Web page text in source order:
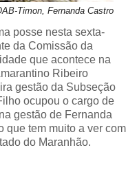
Timon, Fernanda Castro
posse nesta sexta-
da Comissão da
que acontece na
Ribeiro
gestão da Subseção
ocupou o cargo de
gestão de Fernanda
que tem muito a ver com
do Maranhão.